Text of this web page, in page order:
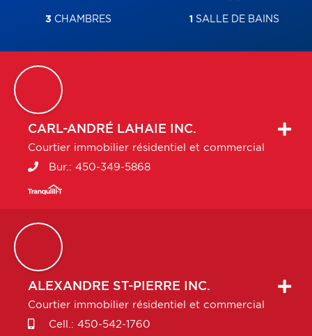
3 CHAMBRES 1 SALLE DE BAINS
CARL-ANDRÉ LAHAIE INC.
Courtier immobilier résidentiel et commercial
Bur.: 450-349-5868
ALEXANDRE ST-PIERRE INC.
Courtier immobilier résidentiel et commercial
Cell.: 450-542-1760